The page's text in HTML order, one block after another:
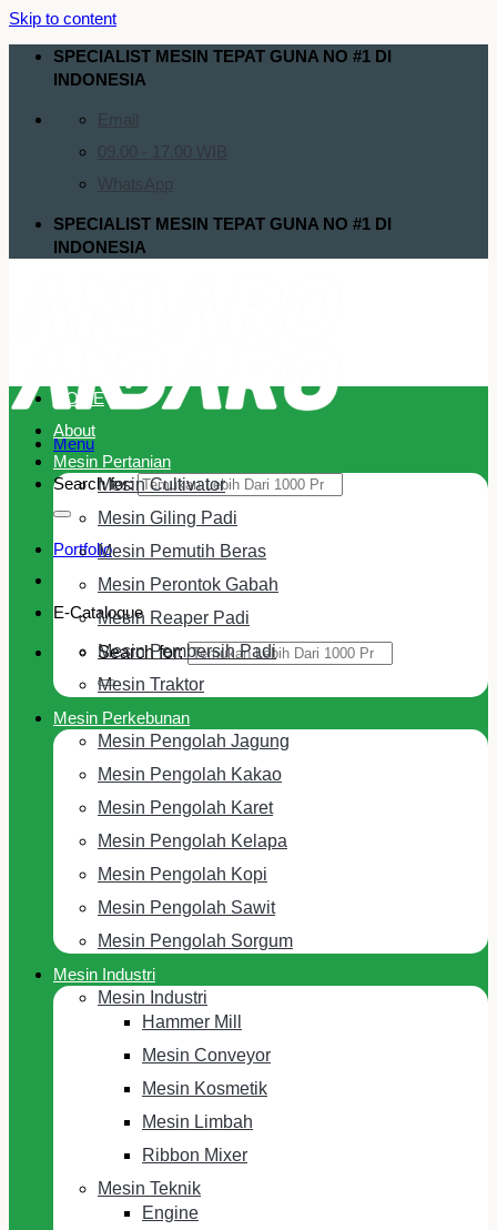
Skip to content
SPECIALIST MESIN TEPAT GUNA NO #1 DI
INDONESIA
SPECIALIST MESIN TEPAT GUNA NO #1 DI
INDONESIA
Menu
Search for:
Portfolio
E-Cataloque
Search for:
HOME
About
Mesin Pertanian
Mesin Cultivator
Mesin Giling Padi
Mesin Pemutih Beras
Mesin Perontok Gabah
Mesin Reaper Padi
Mesin Pembersih Padi
Mesin Traktor
Mesin Perkebunan
Mesin Pengolah Jagung
Mesin Pengolah Kakao
Mesin Pengolah Karet
Mesin Pengolah Kelapa
Mesin Pengolah Kopi
Mesin Pengolah Sawit
Mesin Pengolah Sorgum
Mesin Industri
Mesin Industri
Hammer Mill
Mesin Conveyor
Mesin Kosmetik
Mesin Limbah
Ribbon Mixer
Mesin Teknik
Engine